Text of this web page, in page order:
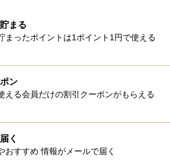
まる
まったポイントは1ポイント1円で使える
ン
える会員だけの割引クーポンがもらえる
く
おすすめ 情報がメールで届く